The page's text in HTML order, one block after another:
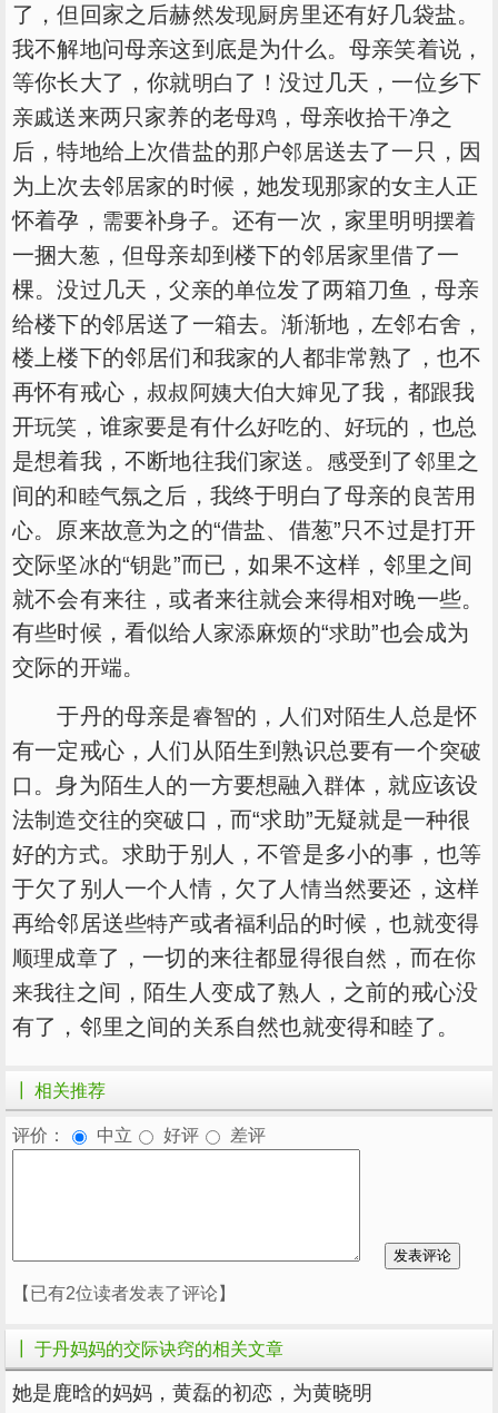
了，但回家之后赫然发现厨房里还有好几袋盐。
我不解地问母亲这到底是为什么。母亲笑着说，
等你长大了，你就明白了！没过几天，一位乡下
亲戚送来两只家养的老母鸡 ，母亲收拾干净之
后，特地给上次借盐的那户邻居送去了一只，因
为上次去邻居家的时候，她发现那家的女主人 正
怀着孕， 需要补身子。还有一次，家里明明摆着
一捆大葱，但母亲却到楼下的邻居家里借了一
棵。没过几天，父亲的单位发了两箱刀鱼，母亲
给楼下的邻居送了一箱去。渐渐地，左邻右舍，
楼上楼下的邻居们和我家的人都非常熟了，也不
再怀有戒心，叔叔阿姨大伯大婶 见了我，都跟我
开玩笑 ，谁家要是有什么好吃的、好玩的，也总
是想着我，不断地往我们家送。 感受到了邻里之
间的和睦气氛之后，我终于明白了母亲的 良苦用
心。原来故意为之的“借盐、借葱”只不过是打开
交际坚冰的“钥匙”而已，如果不这样，邻里之间
就不会有来往，或者来往就会来得相对晚一些。
有些时候，看似给 人家添麻烦的“求助”也会成为
交际的开端。
于丹的母亲是睿智的， 人们对陌生 人总是怀
有一定戒心，人们从陌生到熟识总要有一个突破
口 。身为陌生人 的一方要想融入 群体 ，就应该设
法制造交往的突破口，而“求助”无疑就是一种很
好的方式。求助于别人，不管是多小的事，也等
于欠了别人一个人情，欠了 人情当然要还，这样
再给邻居送些特产或者福利 品的时候，也就变得
顺理成章了，一切的来往都显得很自然 ，而在你
来我往之间，陌生人变成了熟人
，之前的戒心没
有了，邻里之间的关系自然也就变得和睦了。
┃ 相关推荐
评价： 中立 好评 差评
【已有2位读者发表了评论】
┃ 于丹妈妈的交际诀窍的相关文章
她是鹿晗的妈妈，黄磊的初恋，为黄晓明